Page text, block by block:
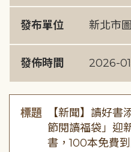
發布單位 新北市
發佈時間 2026-
標題
【新聞】讀好
節閱讀福袋」迎
書，100本免費